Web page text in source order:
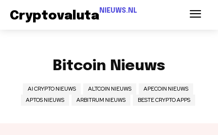
Cryptovaluta NIEUWS.NL
Bitcoin Nieuws
AI CRYPTO NIEUWS ALTCOIN NIEUWS
APECOIN NIEUWS
APTOS NIEUWS
ARBITRUM NIEUWS BESTE CRYPTO APPS